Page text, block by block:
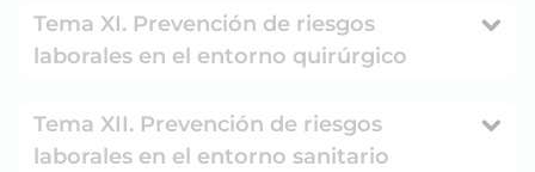
Tema XI. Prevención de riesgos
laborales en el entorno quirúrgico
Tema XII. Prevención de riesgos
laborales en el entorno sanitario